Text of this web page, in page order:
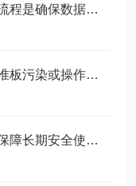
掌握水中二氧化碳测定仪规范使用流程是确保数据准确可靠的前提
掌握白度仪正确使用方法避免因标准板污染或操作不规范引入误差
及时解决甲苯不溶物测定仪故障是保障长期安全使用的关键